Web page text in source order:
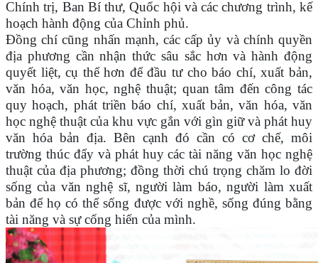
Chính trị, Ban Bí thư, Quốc hội và các chương trình, kế
hoạch hành động của Chỉnh phủ.
Đồng chí cũng nhấn mạnh, các cấp ủy và chính quyền
địa phương cần nhận thức sâu sắc hơn và hành động
quyết liệt, cụ thể hơn để đầu tư cho báo chí, xuất bản,
văn hóa, văn học, nghệ thuật; quan tâm đến công tác
quy hoạch, phát triền báo chí, xuất bản, văn hóa, văn
học nghệ thuật của khu vực gắn với gìn giữ và phát huy
văn hóa bản địa. Bên cạnh đó cần có cơ chế, môi
trường thúc đẩy và phát huy các tài năng văn học nghệ
thuật của địa phương; đồng thời chú trọng chăm lo đời
sống của văn nghệ sĩ, người làm báo, người làm xuất
bản để họ có thể sống được với nghề, sống đúng bằng
tài năng và sự cống hiến của mình.